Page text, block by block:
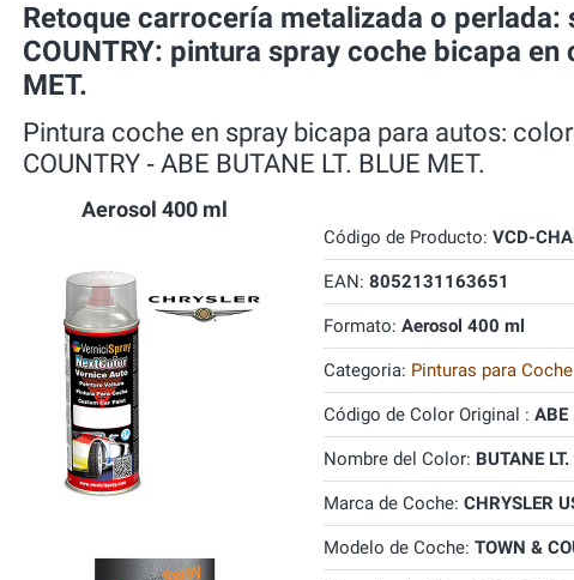
Retoque carrocería metalizada o perlada:
COUNTRY: pintura spray coche bicapa
MET.
Pintura coche en spray bicapa para autos:
COUNTRY ‐ ABE BUTANE LT. BLUE MET.
Aerosol 400 ml
Código de Producto: VCD-
EAN: 8052131163651
Formato: Aerosol 400 ml
Categoria: Pinturas para
Código de Color Original : ABE
Nombre del Color: BUTANE
Marca de Coche: CHRYSLER
Modelo de Coche: TOWN &